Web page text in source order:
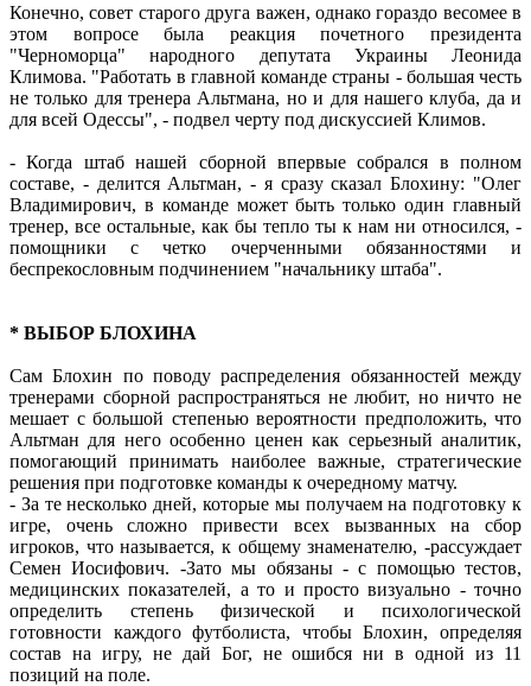
Конечно, совет старого друга важен, однако гораздо весомее в
этом вопросе была реакция почетного президента
"Черноморца" народного депутата Украины Леонида
Климова. "Работать в главной команде страны - большая честь
не только для тренера Альтмана, но и для нашего клуба, да и
для всей Одессы", - подвел черту под дискуссией Климов.
- Когда штаб нашей сборной впервые собрался в полном
составе, - делится Альтман, - я сразу сказал Блохину: "Олег
Владимирович, в команде может быть только один главный
тренер, все остальные, как бы тепло ты к нам ни относился, -
помощники с четко очерченными обязанностями и
беспрекословным подчинением "начальнику штаба".
* ВЫБОР БЛОХИНА
Сам Блохин по поводу распределения обязанностей между
тренерами сборной распространяться не любит, но ничто не
мешает с большой степенью вероятности предположить, что
Альтман для него особенно ценен как серьезный аналитик,
помогающий принимать наиболее важные, стратегические
решения при подготовке команды к очередному матчу.
- За те несколько дней, которые мы получаем на подготовку к
игре, очень сложно привести всех вызванных на сбор
игроков, что называется, к общему знаменателю, -рассуждает
Семен Иосифович. -Зато мы обязаны - с помощью тестов,
медицинских показателей, а то и просто визуально - точно
определить степень физической и психологической
готовности каждого футболиста, чтобы Блохин, определяя
состав на игру, не дай Бог, не ошибся ни в одной из 11
позиций на поле.